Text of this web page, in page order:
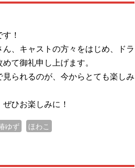
！
、キャストの方々をはじめ、ドラ
て御礼申し上げます。
られるのが、今からとても楽しみ
ひお楽しみに！
ゆず ほわこ